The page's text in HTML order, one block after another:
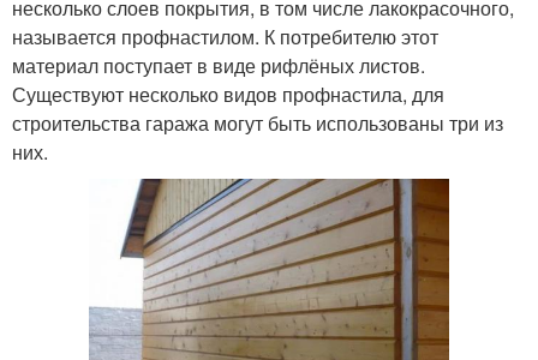
несколько слоев покрытия, в том числе лакокрасочного,
называется профнастилом. К потребителю этот
материал поступает в виде рифлёных листов.
Существуют несколько видов профнастила, для
строительства гаража могут быть использованы три из
них.